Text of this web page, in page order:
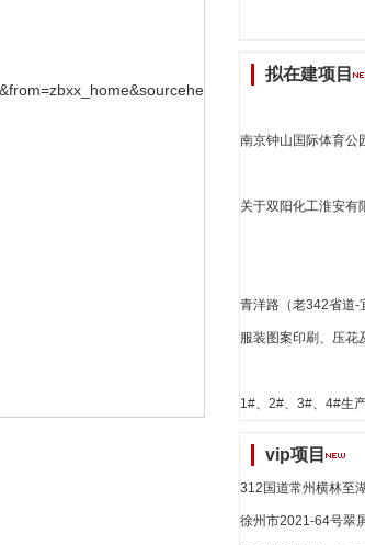
拟在建项目
vip项目